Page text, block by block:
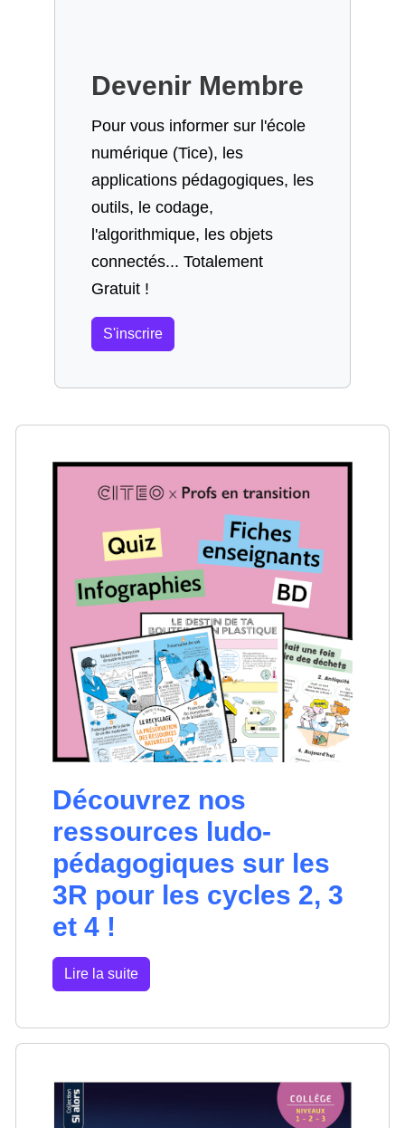
Devenir Membre
Pour vous informer sur l'école
numérique (Tice), les
applications pédagogiques, les
outils, le codage,
l'algorithmique, les objets
connectés... Totalement
Gratuit !
S'inscrire
Découvrez nos
ressources ludo-
pédagogiques sur les
3R pour les cycles 2, 3
et 4 !
Lire la suite